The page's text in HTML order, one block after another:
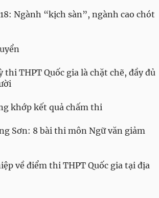
Ngành “kịch sàn”, ngành cao chót
THPT Quốc gia là chặt chẽ, đầy đủ
khớp kết quả chấm thi
Sơn: 8 bài thi môn Ngữ văn giảm
về điểm thi THPT Quốc gia tại địa